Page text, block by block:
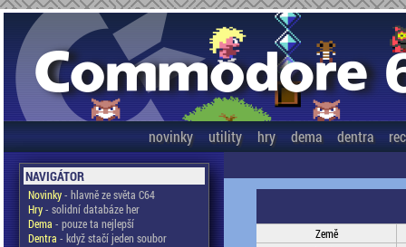
novinky utility hry dema dentra
NAVIGÁTOR
Novinky- hlavně ze světa C64
Hry- solidní databáze her
Dema - pouze ta nejlepší
Dentra - když stačí jeden soubor
Země